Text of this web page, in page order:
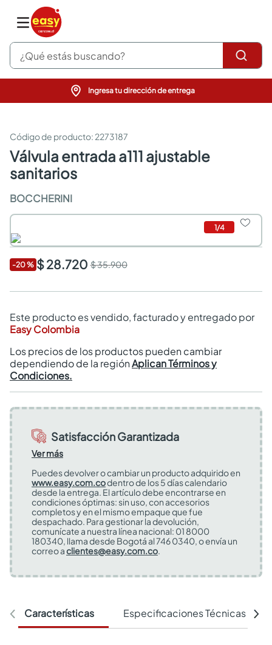
¿Qué estás buscando?
Ingresa tu dirección de entrega
: 2273187
válvula entrada a111 ajustable
sanitarios
BOCCHERINI
1/4
-20% $ 28.720 $ 35.900
Este producto es vendido, facturado y entregado por
Easy Colombia
Los precios de los productos pueden cambiar
dependiendo de la regiónAplican Términos y
Condiciones.
Satisfacción Garantizada
Ver más
Puedes devolver o cambiar un producto adquirido en
www.easy.com.codentro de los 5 días calendario
desde la entrega. El artículo debe encontrarse en
condiciones óptimas: sin uso, con accesorios
completos y en el mismo empaque que fue
despachado. Para gestionar la devolución,
comunícate a nuestra línea nacional: 01 8000
180340, llama desde Bogotá al 746 0340, o envía un
correo aclientes@easy.com.co.
Características Especificaciones Técnicas
pinturas
sanitarios
comedor
escritorio
comedores
armarios closet